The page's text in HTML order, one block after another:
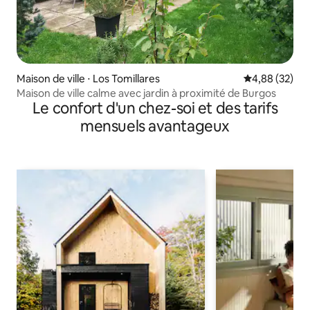
Maison de ville ⋅ Los Tomillares Évaluation
4,88 (32)
Maison de ville calme avec jardin à proximité de Burgos
Le confort d'un chez-soi et des tarifs
mensuels avantageux